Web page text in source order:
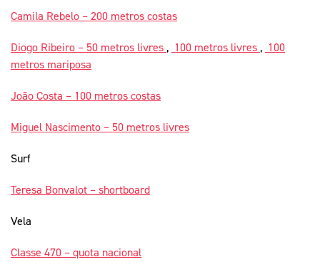
Camila Rebelo – 200 metros costas
Diogo Ribeiro – 50 metros livres , 100 metros livres , 100
metros mariposa
João Costa – 100 metros costas
Miguel Nascimento – 50 metros livres
Surf
Teresa Bonvalot – shortboard
Vela
Classe 470 – quota nacional